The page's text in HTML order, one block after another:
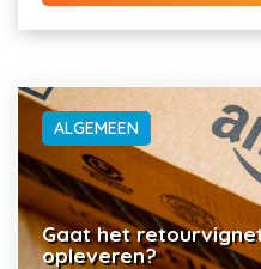
ALGEMEEN
Gaat het
opleveren?